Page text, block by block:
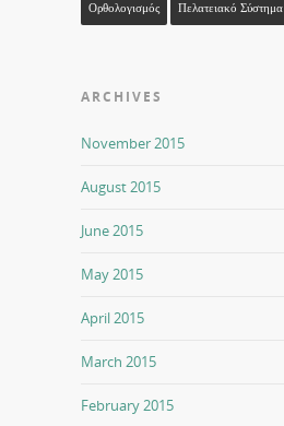
Ορθολογισμός Πελατειακό Σύστημα
ARCHIVES
November 2015
August 2015
June 2015
May 2015
April 2015
March 2015
February 2015